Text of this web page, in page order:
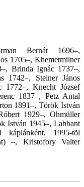
Bernát 1696–,
1705–, Khemetmilner
Brinda Ignác 1737–,
1742–, Steiner János
1772–, Knecht József
1837–, Petz Antal
1891–, Török István
1929–, Ohmüller
István 1945–, Labbant
1995-tõl
–, Kristofory Valter